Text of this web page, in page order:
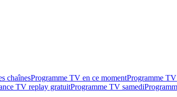
chaînesProgramme TV en ce momentProgramme
TV replay gratuitProgramme TV samedi